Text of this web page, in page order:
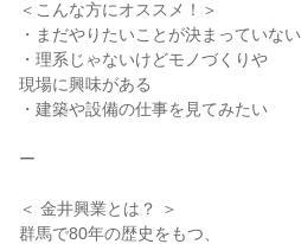
＜こんな方にオススメ！＞
・まだやりたいことが決まっていない
・理系じゃないけどモノづくりや
現場に興味がある
・建築や設備の仕事を見てみたい
ー
＜ 金井興業とは？ ＞
群馬で80年の歴史をもつ、